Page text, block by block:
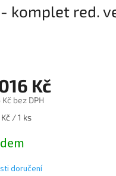
komplet red.
Kč
bez DPH
/ 1 ks
doručení